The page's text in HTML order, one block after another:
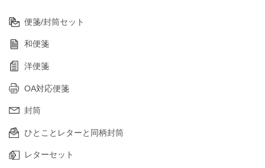
便箋/封筒セット
和便箋
洋便箋
OA対応便箋
封筒
ひとことレターと同柄封筒
レターセット